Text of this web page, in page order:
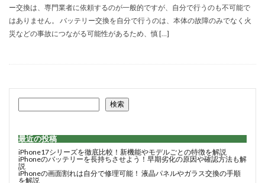
ー交換は、専門業者に依頼するのが一般的ですが、自分で行うのも不可能で
はありません。 バッテリー交換を自分で行うのは、本体の故障のみでなく火
災などの事故につながる可能性があるため、慎 […]
検索
最近の投稿
iPhone17シリーズを徹底比較！新機能やモデルごとの特徴を解説
iPhoneのバッテリーを長持ちさせよう！早期劣化の原因や確認方法も解
説
iPhoneの画面割れは自分で修理可能！ 液晶パネルやガラス交換の手順
を解説